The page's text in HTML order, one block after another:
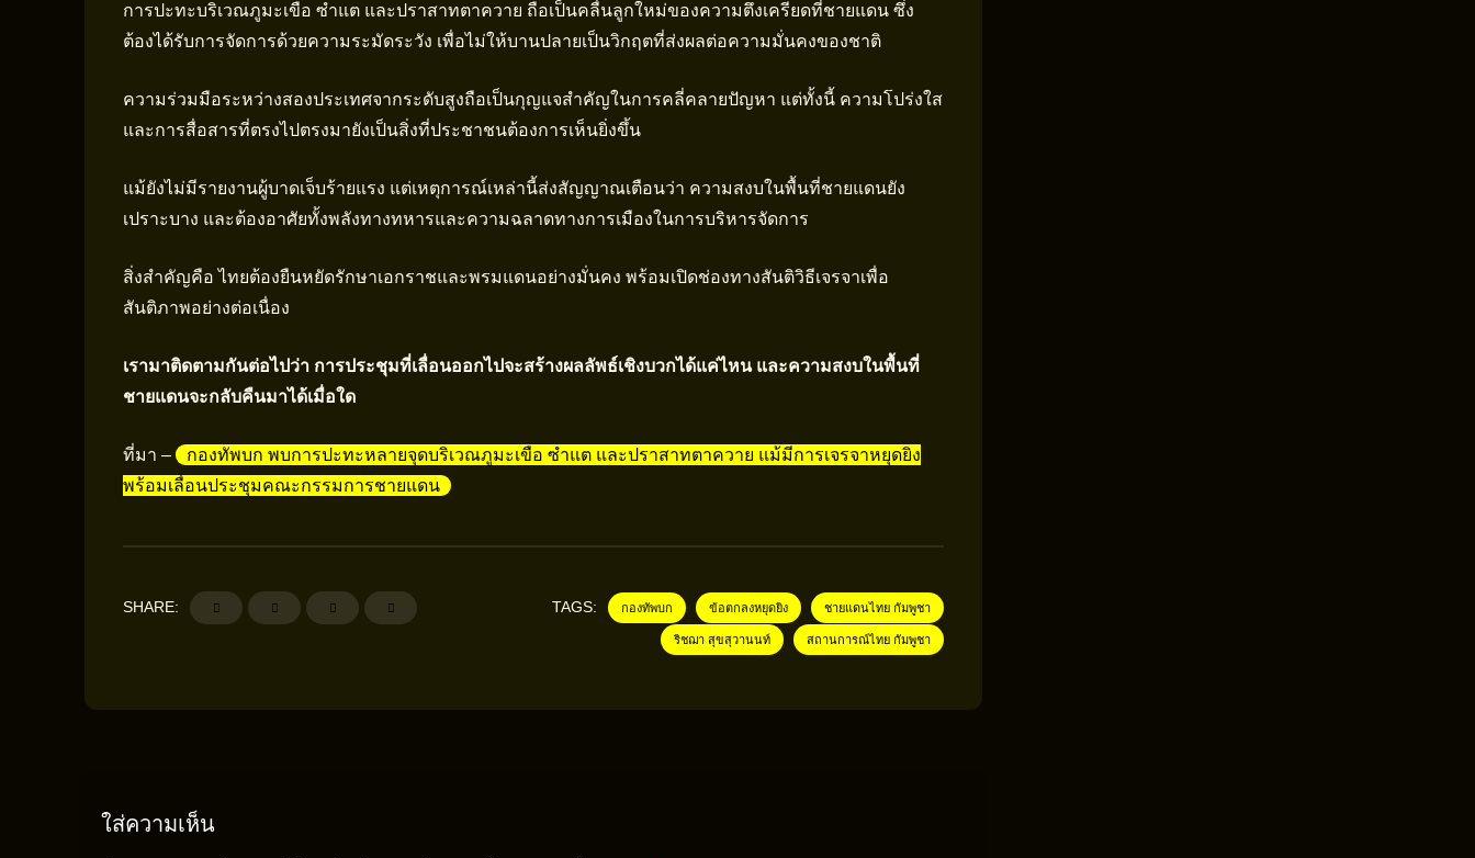
การปะทะบริเวณภูมะเขือ ซำแต และปราสาทตาควาย ถือเป็นคลื่นลูกใหม่ของความตึงเครียดที่ชายแดน ซึ่ง
ต้องได้รับการจัดการด้วยความระมัดระวัง เพื่อไม่ให้บานปลายเป็นวิกฤตที่ส่งผลต่อความมั่นคงของชาติ
ความร่วมมือระหว่างสองประเทศจากระดับสูงถือเป็นกุญแจสำคัญในการคลี่คลายปัญหา แต่ทั้งนี้ ความโปร่งใส
และการสื่อสารที่ตรงไปตรงมายังเป็นสิ่งที่ประชาชนต้องการเห็นยิ่งขึ้น
แม้ยังไม่มีรายงานผู้บาดเจ็บร้ายแรง แต่เหตุการณ์เหล่านี้ส่งสัญญาณเตือนว่า ความสงบในพื้นที่ชายแดนยัง
เปราะบาง และต้องอาศัยทั้งพลังทางทหารและความฉลาดทางการเมืองในการบริหารจัดการ
สิ่งสำคัญคือ ไทยต้องยืนหยัดรักษาเอกราชและพรมแดนอย่างมั่นคง พร้อมเปิดช่องทางสันติวิธีเจรจาเพื่อ
สันติภาพอย่างต่อเนื่อง
เรามาติดตามกันต่อไปว่า การประชุมที่เลื่อนออกไปจะสร้างผลลัพธ์เชิงบวกได้แค่ไหน และความสงบในพื้นที่
ชายแดนจะกลับคืนมาได้เมื่อใด
ที่มา –
กองทัพบก พบการปะทะหลายจุดบริเวณภูมะเขือ ซำแต และปราสาทตาควาย แม้มีการเจรจาหยุดยิง
พร้อมเลื่อนประชุมคณะกรรมการชายแดน
SHARE: TAGS: กองทัพบก ข้อตกลงหยุดยิง ชายแดนไทย กัมพูชา
ริชฌา สุขสุวานนท์ สถานการณ์ไทย กัมพูชา
ใส่ความเห็น